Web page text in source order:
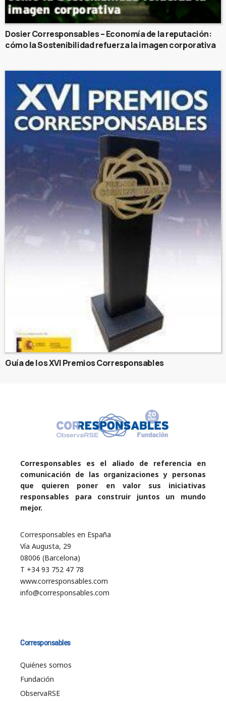
Dosier Corresponsables – Economía de la reputación:
cómo la Sostenibilidad refuerza la imagen corporativa
Guía de los XVI Premios Corresponsables
Corresponsables es el aliado de referencia en
comunicación de las organizaciones y personas
que quieren poner en valor sus iniciativas
responsables para construir juntos un mundo
mejor.
Corresponsables en España
Vía Augusta, 29
08006 (Barcelona)
T +34 93 752 47 78
www.corresponsables.com
info@corresponsables.com
Corresponsables
Quiénes somos
Fundación
ObservaRSE